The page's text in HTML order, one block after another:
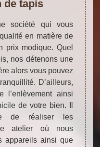
de tapis
société qui vous
en matière de
prix modique. Quel
nos détenons une
alors vous pouvez
D’ailleurs,
l’enlèvement ainsi
de votre bien. Il
de réaliser les
atelier où nous
appareils ainsi que